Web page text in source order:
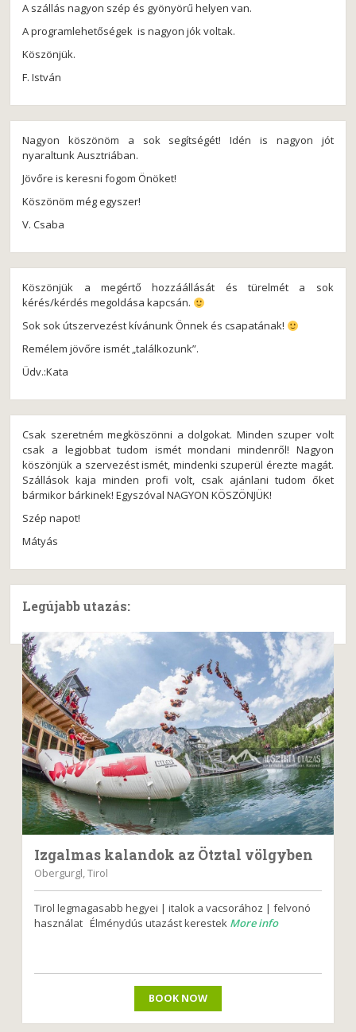
A szállás nagyon szép és gyönyörű helyen van.
A programlehetőségek is nagyon jók voltak.
Köszönjük.
F. István
Nagyon köszönöm a sok segítségét! Idén is nagyon jót
nyaraltunk Ausztriában.
Jövőre is keresni fogom Önöket!
Köszönöm még egyszer!
V. Csaba
Köszönjük a megértő hozzáállását és türelmét a sok
kérés/kérdés megoldása kapcsán.
Sok sok útszervezést kívánunk Önnek és csapatának!
Remélem jövőre ismét „találkozunk”.
Üdv.:Kata
Csak szeretném megköszönni a dolgokat. Minden szuper volt
csak a legjobbat tudom ismét mondani mindenről! Nagyon
köszönjük a szervezést ismét, mindenki szuperül érezte magát.
Szállások kaja minden profi volt, csak ajánlani tudom őket
bármikor bárkinek! Egyszóval NAGYON KÖSZÖNJÜK!
Szép napot!
Mátyás
Legújabb utazás:
Izgalmas kalandok az Ötztal völgyben
Obergurgl, Tirol
Tirol legmagasabb hegyei | italok a vacsorához | felvonó
használat Élménydús utazást kerestek More info
BOOK NOW